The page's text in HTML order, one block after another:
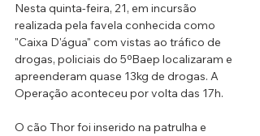
Nesta quinta-feira, 21, em incursão
realizada pela favela conhecida como
"Caixa D'água" com vistas ao tráfico de
drogas, policiais do 5ºBaep localizaram e
apreenderam quase 13kg de drogas. A
Operação aconteceu por volta das 17h.
O cão Thor foi inserido na patrulha e